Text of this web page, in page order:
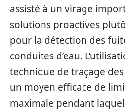
assisté à un virage
solutions proactives
pour la détection des
conduites d’eau.
technique de traçage
un moyen efficace de
maximale pendant